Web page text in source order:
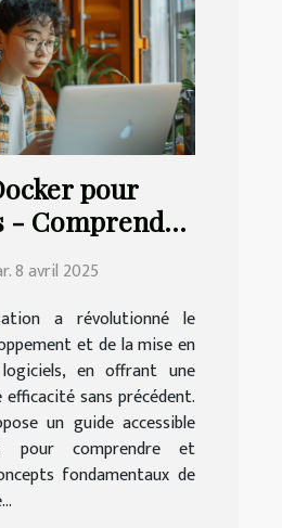
pour
- Comprendre
8 avril 2025
a révolutionné le
et de la mise en
en offrant une
sans précédent.
un guide accessible
pour comprendre et
fondamentaux de